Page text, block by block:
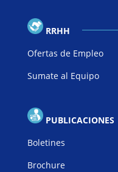
RRHH
Ofertas de Empleo
Sumate al Equipo
PUBLICACIONES
Boletines
Brochure